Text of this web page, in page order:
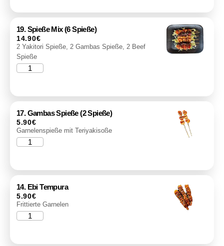
19. Spieße Mix (6 Spieße)
14.90€
2 Yakitori Spieße, 2 Gambas Spieße, 2 Beef
Spieße
17. Gambas Spieße (2 Spieße)
5.90€
Garnelenspieße mit Teriyakisoße
14. Ebi Tempura
5.90€
Frittierte Garnelen